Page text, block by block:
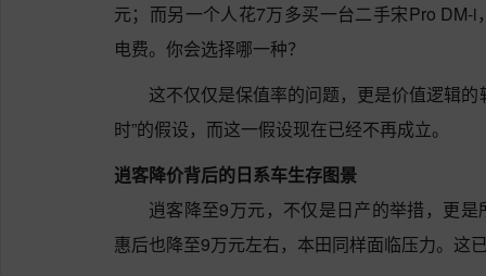
元；而另一个人花7万多买一台二手宋Pro
电费。你会选择哪一种？
这不仅仅是保值率的问题，更是价值逻辑
时”的假设，而这一假设现在已经不再成立。
逍客降价背后的日系车生存图景
逍客降至9万元，不仅是日产的举措，更
惠后也降至9万元左右，本田同样面临压力。这